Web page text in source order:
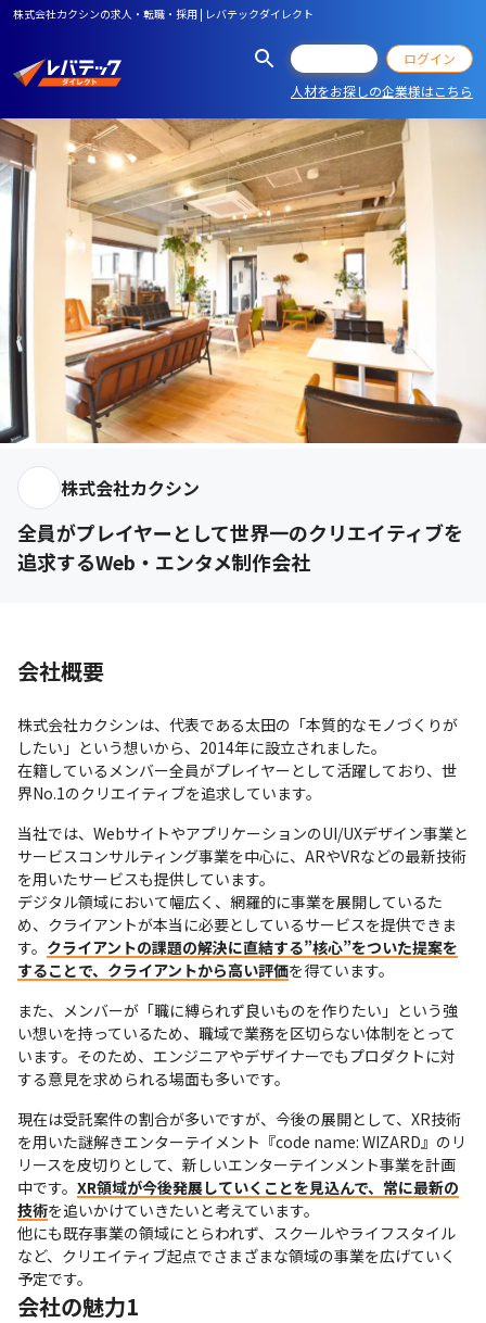
株式会社カクシンの求人・転職・採用 | レバテックダイレクト
ログイン
人材をお探しの企業様はこちら
株式会社カクシン
全員がプレイヤーとして世界一のクリエイティブを
追求するWeb・エンタメ制作会社
会社概要
株式会社カクシンは、代表である太田の「本質的なモノづくりが
したい」という想いから、2014年に設立されました。
在籍しているメンバー全員がプレイヤーとして活躍しており、世
界No.1のクリエイティブを追求しています。
当社では、WebサイトやアプリケーションのUI/UXデザイン事業と
サービスコンサルティング事業を中心に、ARやVRなどの最新技術
を用いたサービスも提供しています。
デジタル領域において幅広く、網羅的に事業を展開しているた
め、クライアントが本当に必要としているサービスを提供できま
す。 クライアントの課題の解決に直結する”核心”をついた提案を
することで、クライアントから高い評価を得ています。
また、メンバーが「職に縛られず良いものを作りたい」という強
い想いを持っているため、職域で業務を区切らない体制をとって
います。そのため、エンジニアやデザイナーでもプロダクトに対
する意見を求められる場面も多いです。
現在は受託案件の割合が多いですが、今後の展開として、XR技術
を用いた謎解きエンターテイメント『code name: WIZARD』のリ
リースを皮切りとして、新しいエンターテインメント事業を計画
中です。 XR領域が今後発展していくことを見込んで、常に最新の
技術を追いかけていきたいと考えています。
他にも既存事業の領域にとらわれず、スクールやライフスタイル
など、クリエイティブ起点でさまざまな領域の事業を広げていく
予定です。
会社の魅力1